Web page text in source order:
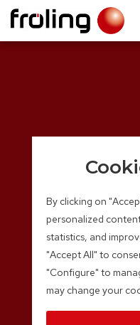
By clicking on
personalized
statistics, and
"Accept All" to
"Configure" to
may change your